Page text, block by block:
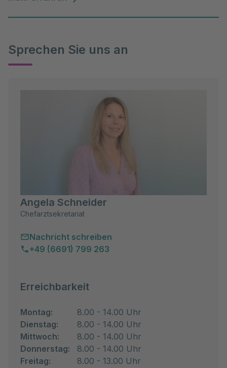
Sprechen Sie uns an
Angela Schneider
Chefarztsekretariat
Nachricht schreiben
+49 (6691) 799 263
Erreichbarkeit
Montag:
8.00 - 14.00 Uhr
Dienstag:
8.00 - 14.00 Uhr
Mittwoch:
8.00 - 14.00 Uhr
Donnerstag:
8.00 - 14.00 Uhr
Freitag:
8.00 - 13.00 Uhr